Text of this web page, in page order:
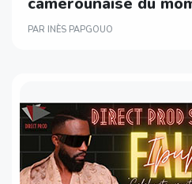
PAR INÈS PAPGOUO